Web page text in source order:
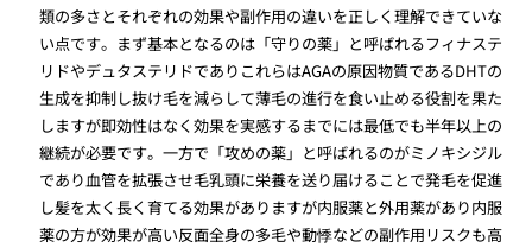
類の多さとそれぞれの効果や副作用の違いを正しく理解できていな
い点です。まず基本となるのは「守りの薬」と呼ばれるフィナステ
リドやデュタステリドでありこれらはAGAの原因物質であるDHTの
生成を抑制し抜け毛を減らして薄毛の進行を食い止める役割を果た
しますが即効性はなく効果を実感するまでには最低でも半年以上の
継続が必要です。一方で「攻めの薬」と呼ばれるのがミノキシジル
であり血管を拡張させ毛乳頭に栄養を送り届けることで発毛を促進
し髪を太く長く育てる効果がありますが内服薬と外用薬があり内服
薬の方が効果が高い反面全身の多毛や動悸などの副作用リスクも高